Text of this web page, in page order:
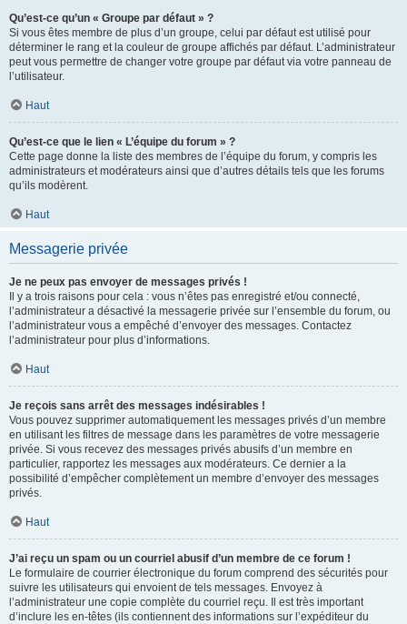
Qu’est-ce qu’un « Groupe par défaut » ?
Si vous êtes membre de plus d’un groupe, celui par défaut est utilisé pour
déterminer le rang et la couleur de groupe affichés par défaut. L’administrateur
peut vous permettre de changer votre groupe par défaut via votre panneau de
l’utilisateur.
Haut
Qu’est-ce que le lien « L’équipe du forum » ?
Cette page donne la liste des membres de l’équipe du forum, y compris les
administrateurs et modérateurs ainsi que d’autres détails tels que les forums
qu’ils modèrent.
Haut
Messagerie privée
Je ne peux pas envoyer de messages privés !
Il y a trois raisons pour cela : vous n’êtes pas enregistré et/ou connecté,
l’administrateur a désactivé la messagerie privée sur l’ensemble du forum, ou
l’administrateur vous a empêché d’envoyer des messages. Contactez
l’administrateur pour plus d’informations.
Haut
Je reçois sans arrêt des messages indésirables !
Vous pouvez supprimer automatiquement les messages privés d’un membre
en utilisant les filtres de message dans les paramètres de votre messagerie
privée. Si vous recevez des messages privés abusifs d’un membre en
particulier, rapportez les messages aux modérateurs. Ce dernier a la
possibilité d’empêcher complètement un membre d’envoyer des messages
privés.
Haut
J’ai reçu un spam ou un courriel abusif d’un membre de ce forum !
Le formulaire de courrier électronique du forum comprend des sécurités pour
suivre les utilisateurs qui envoient de tels messages. Envoyez à
l’administrateur une copie complète du courriel reçu. Il est très important
d’inclure les en-têtes (ils contiennent des informations sur l’expéditeur du